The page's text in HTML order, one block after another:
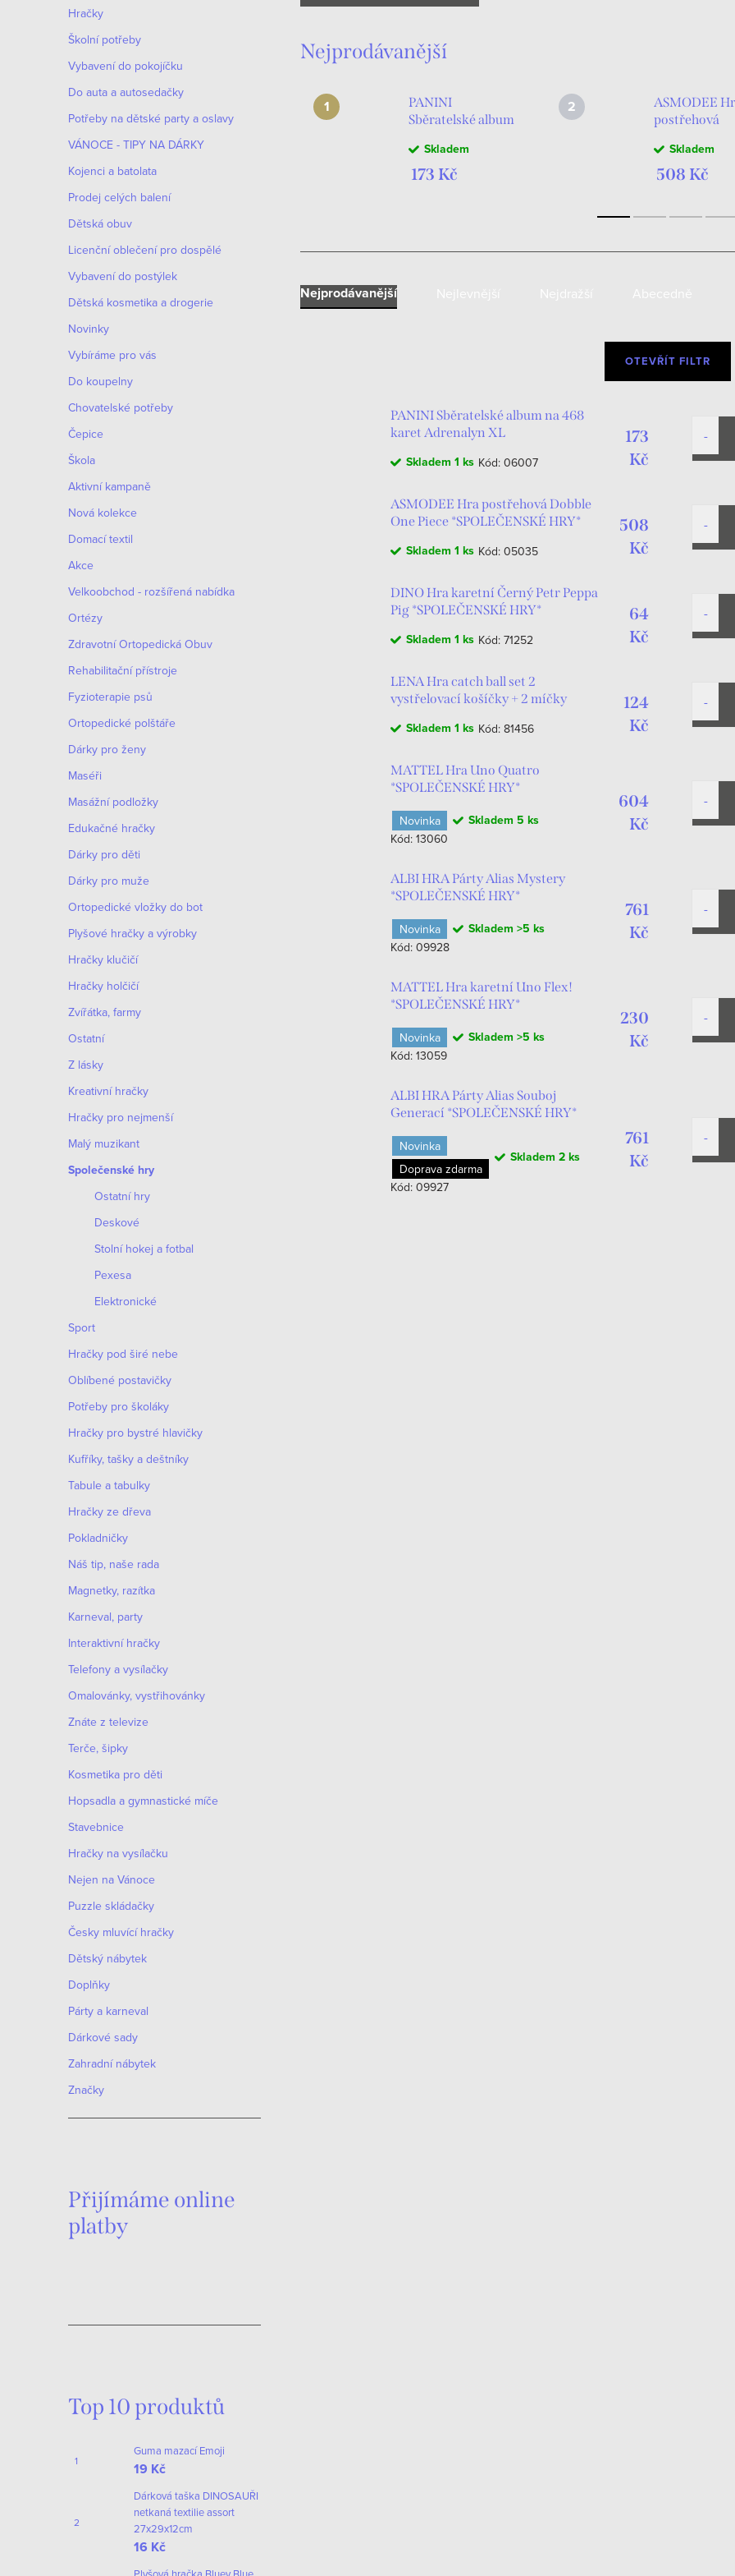
n
n
í
p
a
n
e
l
Hračky
Školní potřeby
Vybavení do pokojíčku
Do auta a autosedačky
Potřeby na dětské party a oslavy
VÁNOCE - TIPY NA DÁRKY
Kojenci a batolata
Prodej celých balení
Dětská obuv
Licenční oblečení pro dospělé
Vybavení do postýlek
Dětská kosmetika a drogerie
Novinky
Vybíráme pro vás
Do koupelny
Chovatelské potřeby
Čepice
Škola
Aktivní kampaně
Nová kolekce
Domací textil
Akce
Velkoobchod - rozšířená nabídka
Ortézy
Zdravotní Ortopedická Obuv
Rehabilitační přístroje
Fyzioterapie psů
Ortopedické polštáře
Dárky pro ženy
Maséři
Masážní podložky
Edukačné hračky
Dárky pro děti
Dárky pro muže
Оrtopedické vložky do bot
Plyšové hračky a výrobky
Hračky klučičí
Hračky holčičí
Zvířátka, farmy
Ostatní
Z lásky
Kreativní hračky
Hračky pro nejmenší
Malý muzikant
Společenské hry
Ostatní hry
Deskové
Stolní hokej a fotbal
Pexesa
Elektronické
Sport
Hračky pod širé nebe
Oblíbené postavičky
Potřeby pro školáky
Hračky pro bystré hlavičky
Kufříky, tašky a deštníky
Tabule a tabulky
Hračky ze dřeva
Pokladničky
Náš tip, naše rada
Magnetky, razítka
Karneval, party
Interaktivní hračky
Telefony a vysílačky
Omalovánky, vystřihovánky
Znáte z televize
Terče, šipky
Kosmetika pro děti
Hopsadla a gymnastické míče
Stavebnice
Hračky na vysílačku
Nejen na Vánoce
Puzzle skládačky
Česky mluvící hračky
Dětský nábytek
Doplňky
Párty a karneval
Dárkové sady
Zahradní nábytek
Značky
Přijímáme online
platby
Top 10 produktů
Guma mazací Emoji
19 Kč
Dárková taška DINOSAUŘI
netkaná textilie assort
27x29x12cm
16 Kč
Nejprodávanější
PANINI
Sběratelské album
Adrenalyn XL
Skladem
173 Kč
ASMODEE
postřehová
HRY*
Skladem
508 Kč
Ř
Nejprodávanější
OTEVŘÍT FILTR
PANINI Sběratelské album na 468
karet Adrenalyn XL
Skladem 1 ks Kód: 06007
173
Kč
ASMODEE Hra postřehová Dobble
One Piece *SPOLEČENSKÉ HRY*
Skladem 1 ks Kód: 05035
508
Kč
DINO Hra karetní Černý Petr Peppa
Pig *SPOLEČENSKÉ HRY*
Skladem 1 ks Kód: 71252
64
Kč
LENA Hra catch ball set 2
vystřelovací košíčky + 2 míčky
Skladem 1 ks Kód: 81456
124
Kč
MATTEL Hra Uno Quatro
*SPOLEČENSKÉ HRY*
Novinka Skladem 5 ks
Kód: 13060
604
Kč
ALBI HRA Párty Alias Mystery
*SPOLEČENSKÉ HRY*
Novinka Skladem >5 ks
Kód: 09928
761
Kč
MATTEL Hra karetní Uno Flex!
*SPOLEČENSKÉ HRY*
Novinka Skladem >5 ks
Kód: 13059
230
Kč
ALBI HRA Párty Alias Souboj
Generací *SPOLEČENSKÉ HRY*
Novinka
Doprava zdarma
Skladem 2 ks
Kód: 09927
761
Kč